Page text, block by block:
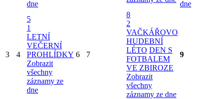
dne dne
3 4
5
1
LETNÍ
VEČERNÍ
PROHLÍDKY
Zobrazit
všechny
záznamy ze
dne
6 7
8
2
VAČKÁŘOVO
HUDEBNÍ
LÉTO DEN S
FOTBALEM
VE ZBIROZE
Zobrazit
všechny
záznamy ze dne
9